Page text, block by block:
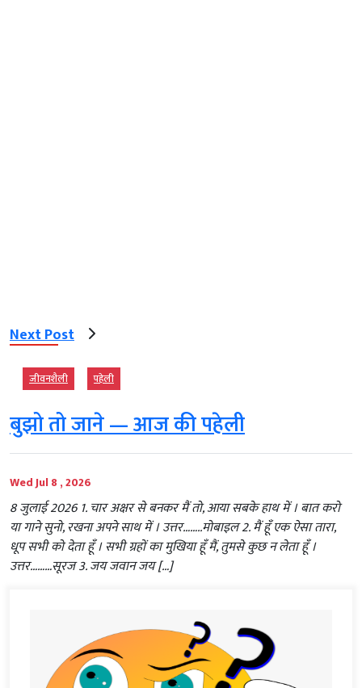
Next Post
जीवनशैली पहेली
बुझो तो जाने — आज की पहेली
Wed Jul 8 , 2026
8 जुलाई 2026 1. चार अक्षर से बनकर मैं तो, आया सबके हाथ में । बात करो
या गाने सुनो, रखना अपने साथ में । उत्तर……..मोबाइल 2. मैं हूँ एक ऐसा तारा,
धूप सभी को देता हूँ । सभी ग्रहों का मुखिया हूँ मैं, तुमसे कुछ न लेता हूँ ।
उत्तर………सूरज 3. जय जवान जय […]